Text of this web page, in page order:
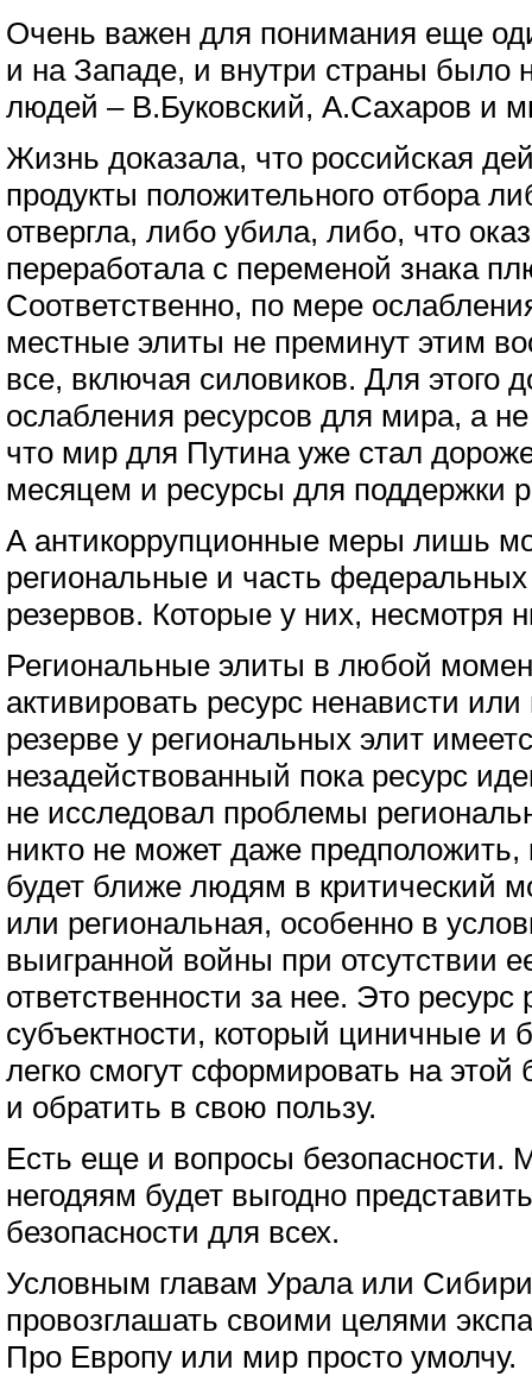
Очень важен для понимания еще
и на Западе, и внутри страны было
людей – В.Буковский, А.Сахаров и
Жизнь доказала, что российская
продукты положительного отбора
отвергла, либо убила, либо, что
переработала с переменой знака
Соответственно, по мере
местные элиты не преминут этим
все, включая силовиков. Для этого
ослабления ресурсов для мира, а
что мир для Путина уже стал
месяцем и ресурсы для поддержки
А антикоррупционные меры лишь
региональные и часть федеральных
резервов. Которые у них, несмотря
Региональные элиты в любой
активировать ресурс ненависти
резерве у региональных элит
незадействованный пока ресурс
не исследовал проблемы
никто не может даже предположить,
будет ближе людям в критический
или региональная, особенно в
выигранной войны при отсутствии
ответственности за нее. Это ресурс
субъектности, который циничные и
легко смогут сформировать на этой
и обратить в свою пользу.
Есть еще и вопросы безопасности.
негодяям будет выгодно
безопасности для всех.
Условным главам Урала или Сибири
провозглашать своими целями
Про Европу или мир просто умолчу.